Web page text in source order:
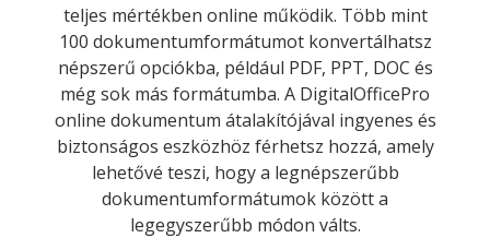
teljes mértékben online működik. Több mint
100 dokumentumformátumot konvertálhatsz
népszerű opciókba, például PDF, PPT, DOC és
még sok más formátumba. A DigitalOfficePro
online dokumentum átalakítójával ingyenes és
biztonságos eszközhöz férhetsz hozzá, amely
lehetővé teszi, hogy a legnépszerűbb
dokumentumformátumok között a
legegyszerűbb módon válts.